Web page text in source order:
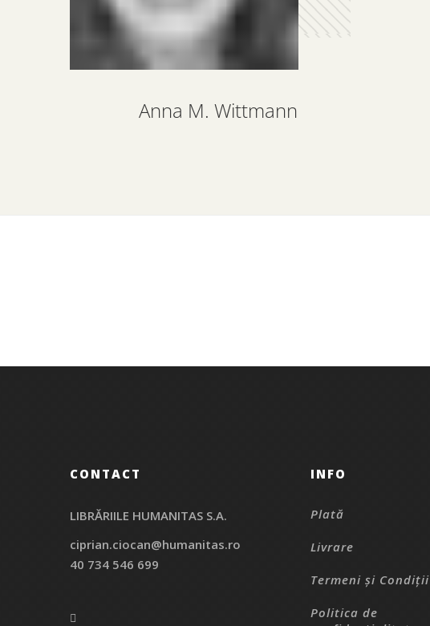
Anna M. Wittmann
CONTACT
LIBRĂRIILE HUMANITAS S.A.
ciprian.ciocan@humanitas.ro
40 734 546 699
INFO
Plată
Livrare
Termeni și Condiții
Politica de